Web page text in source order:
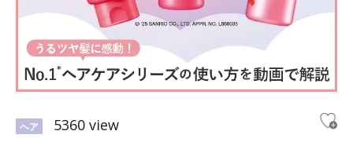
ヘア 5360 view